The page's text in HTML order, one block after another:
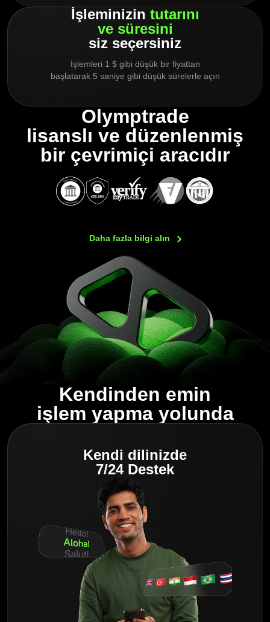
İşleminizin tutarını
ve süresini
siz seçersiniz
İşlemleri 1 $ gibi düşük bir fiyattan
başlatarak 5 saniye gibi düşük sürelerle açın
Olymptrade
lisanslı ve düzenlenmiş
bir çevrimiçi aracıdır
Daha fazla bilgi alın
Kendinden emin
işlem yapma yolunda
Kendi dilinizde
7/24 Destek